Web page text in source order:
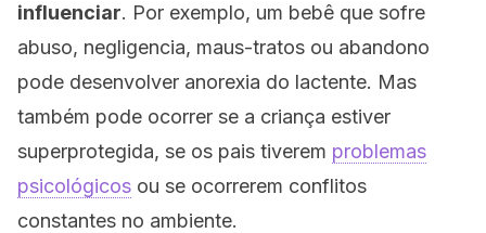
influenciar. Por exemplo, um bebê que sofre
abuso, negligencia, maus-tratos ou abandono
pode desenvolver anorexia do lactente. Mas
também pode ocorrer se a criança estiver
superprotegida, se os pais tiverem problemas
psicológicos ou se ocorrerem conflitos
constantes no ambiente.